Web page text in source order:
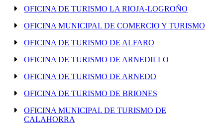
OFICINA DE TURISMO LA RIOJA-LOGROÑO
OFICINA MUNICIPAL DE COMERCIO Y TURISMO
OFICINA DE TURISMO DE ALFARO
OFICINA DE TURISMO DE ARNEDILLO
OFICINA DE TURISMO DE ARNEDO
OFICINA DE TURISMO DE BRIONES
OFICINA MUNICIPAL DE TURISMO DE
CALAHORRA